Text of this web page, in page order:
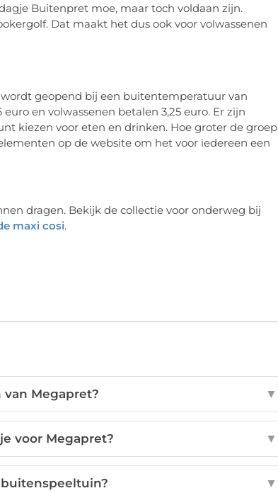
Buitenpret moe, maar toch voldaan zijn.
Dat maakt het dus ook voor volwassenen
geopend bij een buitentemperatuur van
en volwassenen betalen 3,25 euro. Er zijn
kiezen voor eten en drinken. Hoe groter de groep
op de website om het voor iedereen een
dragen. Bekijk de collectie voor onderweg bij
maxi cosi.
Megapret? ▼
voor Megapret? ▼
▼